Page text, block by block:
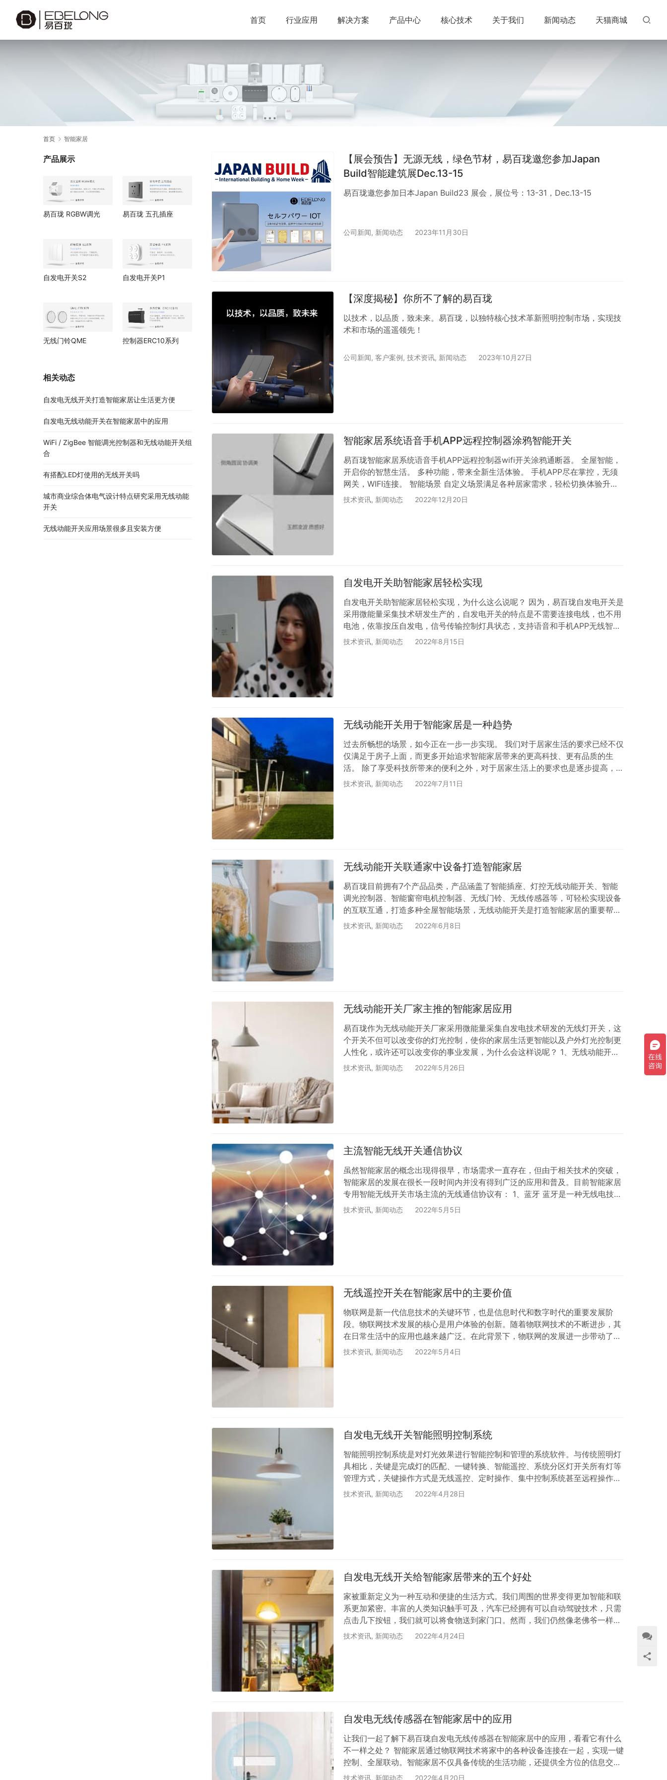
首页 行业应用 解决方案 产品中心 核心技术 关于我们 新闻动态 天猫商城
首页 智能家居
【展会预告】无源无线，绿色节材，易百珑邀您参加Japan
Build智能建筑展Dec.13-15
易百珑邀您参加日本Japan Build23 展会，展位号：13-31，Dec.13-15
公司新闻, 新闻动态 2023年11月30日
【深度揭秘】你所不了解的易百珑
以技术，以品质，致未来。易百珑，以独特核心技术革新照明控制市场，实现技
术和市场的遥遥领先！
公司新闻, 客户案例, 技术资讯, 新闻动态 2023年10月27日
智能家居系统语音手机APP远程控制器涂鸦智能开关
易百珑智能家居系统语音手机APP远程控制器wifi开关涂鸦通断器。 全屋智能，
开启你的智慧生活。 多种功能，带来全新生活体验。 手机APP尽在掌控，无须
网关，WIFI连接。 智能场景 自定义场景满足各种居家需求，轻松切换体验升
级。 语音控制 无线开关，与众不同 免电池更换，省事又环保。
技术资讯, 新闻动态 2022年12月20日
自发电开关助智能家居轻松实现
自发电开关助智能家居轻松实现，为什么这么说呢？ 因为，易百珑自发电开关是
采用微能量采集技术研发生产的，自发电开关的特点是不需要连接电线，也不用
电池，依靠按压自发电，信号传输控制灯具状态，支持语音和手机APP无线智能
控制，轻松多控，IP67级防水，防触电，安装简单，使用方便，便于新装、加装
技术资讯, 新闻动态 2022年8月15日
无线动能开关用于智能家居是一种趋势
过去所畅想的场景，如今正在一步一步实现。 我们对于居家生活的要求已经不仅
仅满足于房子上面，而更多开始追求智能家居带来的更高科技、更有品质的生
活。 除了享受科技所带来的便利之外，对于居家生活上的要求也是逐步提高，所
以在这种大环境发展的时代中，智能家居的快速发展是必然的趋势。随着人工智
技术资讯, 新闻动态 2022年7月11日
无线动能开关联通家中设备打造智能家居
易百珑目前拥有7个产品品类，产品涵盖了智能插座、灯控无线动能开关、智能
调光控制器、智能窗帘电机控制器、无线门铃、无线传感器等，可轻松实现设备
的互联互通，打造多种全屋智能场景，无线动能开关是打造智能家居的重要帮
手。 回家模式 下班到家，一键开启回家模式，灯光亮起，窗帘打开，播放音
技术资讯, 新闻动态 2022年6月8日
无线动能开关厂家主推的智能家居应用
易百珑作为无线动能开关厂家采用微能量采集自发电技术研发的无线灯开关，这
个开关不但可以改变你的灯光控制，使你的家居生活更智能以及户外灯光控制更
人性化，或许还可以改变你的事业发展，为什么会这样说呢？ 1、无线动能开关
是怎么使你的家居生活更加智能和方便呢？ （1）动能开关部分不用凿墙布线，
技术资讯, 新闻动态 2022年5月26日
主流智能无线开关通信协议
虽然智能家居的概念出现得很早，市场需求一直存在，但由于相关技术的突破，
智能家居的发展在很长一段时间内并没有得到广泛的应用和普及。目前智能家居
专用智能无线开关市场主流的无线通信协议有： 1、蓝牙 蓝牙是一种无线电技
术，支持设备之间的短距离通信（一般在 10m 以内）。许多设备之间可以进行
技术资讯, 新闻动态 2022年5月5日
无线遥控开关在智能家居中的主要价值
物联网是新一代信息技术的关键环节，也是信息时代和数字时代的重要发展阶
段。物联网技术发展的核心是用户体验的创新。随着物联网技术的不断进步，其
在日常生活中的应用也越来越广泛。在此背景下，物联网的发展进一步带动了住
宅电子集成产业和智能家居产业的快速增长。作为智能家居的重要组成部分，易
技术资讯, 新闻动态 2022年5月4日
自发电无线开关智能照明控制系统
智能照明控制系统是对灯光效果进行智能控制和管理的系统软件。与传统照明灯
具相比，关键是完成灯的匹配、一键转换、智能遥控、系统分区灯开关所有灯等
管理方式，关键操作方式是无线遥控、定时操作、集中控制系统甚至远程操作
等，易百珑自发电无线开关厂家完成智能照明系统节能、环保、舒适、便捷的功
技术资讯, 新闻动态 2022年4月28日
自发电无线开关给智能家居带来的五个好处
家被重新定义为一种互动和便捷的生活方式。我们周围的世界变得更加智能和联
系更加紧密。丰富的人类知识触手可及，汽车已经拥有可以自动驾驶技术，只需
点击几下按钮，我们就可以将食物送到家门口。然而，我们仍然像老佛爷一样住
在家里。但如今，这种古老的生活方式正在发生巨大变化，一切只因为智能家居
技术资讯, 新闻动态 2022年4月24日
自发电无线传感器在智能家居中的应用
让我们一起了解下易百珑自发电无线传感器在智能家居中的应用，看看它有什么
不一样之处？ 智能家居通过物联网技术将家中的各种设备连接在一起，实现一键
控制、全屋联动。智能家居不仅具备传统的生活功能，还提供全方位的信息交互
功能，也是节能、资源节约的高手。作为一个新兴的生产行业，其市场消费观念
技术资讯, 新闻动态 2022年4月20日
产品展示
易百珑 RGBW调光 易百珑 五孔插座
自发电开关S2 自发电开关P1
无线门铃QME 控制器ERC10系列
相关动态
自发电无线开关打造智能家居让生活更方便
自发电无线动能开关在智能家居中的应用
WiFi / ZigBee 智能调光控制器和无线动能开关组
合
有搭配LED灯使用的无线开关吗
城市商业综合体电气设计特点研究采用无线动能
开关
无线动能开关应用场景很多且安装方便